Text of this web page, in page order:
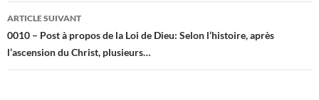
ARTICLE SUIVANT
0010 – Post à propos de la Loi de Dieu: Selon l’histoire, après
l’ascension du Christ, plusieurs…